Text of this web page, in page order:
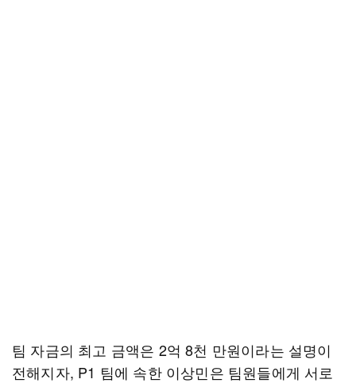
팀 자금의 최고 금액은 2억 8천 만원이라는 설명이
전해지자, P1 팀에 속한 이상민은 팀원들에게 서로